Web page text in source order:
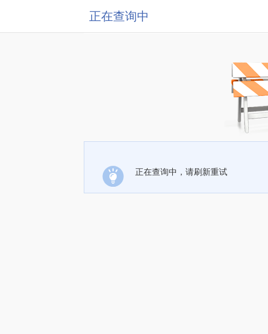
正在查询中
正在查询中，请刷新重试